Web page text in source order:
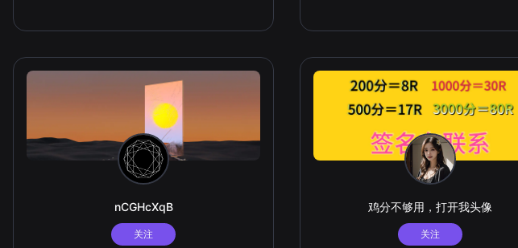
nCGHcXqB
关注
鸡分不够用，打开我头像
关注